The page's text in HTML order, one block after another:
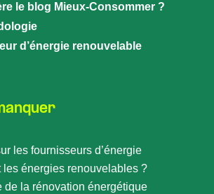
le blog Mieux-Consommer ?
d’énergie renouvelable
les fournisseurs d’énergie
les énergies renouvelables ?
de la rénovation énergétique